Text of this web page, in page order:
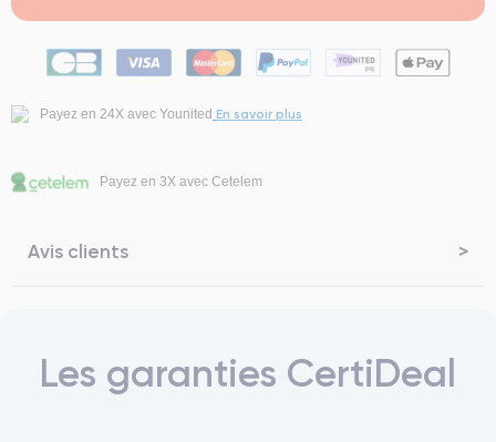
Payez en 24X avec Younited En savoir plus
Payez en 3X avec Cetelem
Avis clients
Les garanties CertiDeal